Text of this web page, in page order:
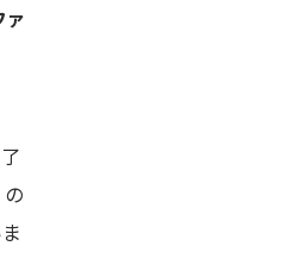
ァ